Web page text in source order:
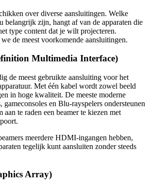
over diverse aansluitingen. Welke
belangrijk zijn, hangt af van de apparaten die
type content dat je wilt projecteren.
de meest voorkomende aansluitingen.
Multimedia Interface)
de meest gebruikte aansluiting voor het
Met één kabel wordt zowel beeld
in hoge kwaliteit. De meeste moderne
gameconsoles en Blu-rayspelers ondersteunen
te raden een beamer te kiezen met
meerdere HDMI-ingangen hebben,
tegelijk kunt aansluiten zonder steeds
Array)